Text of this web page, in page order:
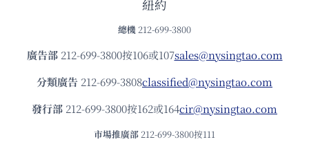
紐約
總機 212-699-3800
廣告部212-699-3800按106或107sales@nysingtao.com
分類廣告 212-699-3808classified@nysingtao.com
發⾏部 212-699-3800按162或164cir@nysingtao.com
市場推廣部 212-699-3800按111